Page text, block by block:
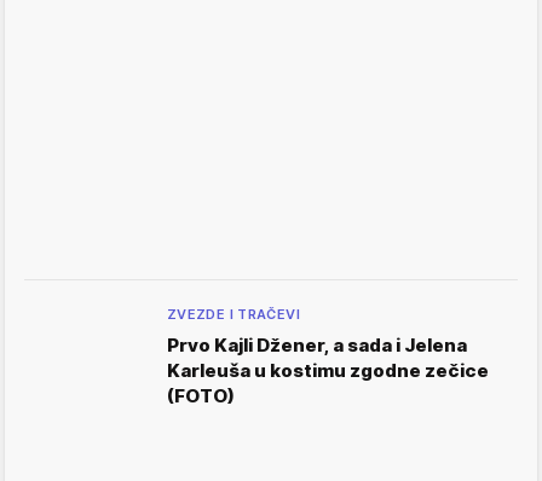
ZVEZDE I TRAČEVI
Prvo Kajli Džener, a sada i Jelena
Karleuša u kostimu zgodne zečice
(FOTO)